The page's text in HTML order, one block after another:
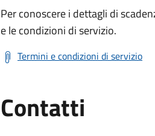
Per conoscere i dettagli di
e le condizioni di servizio.
Termini e condizioni di servizio
Contatti